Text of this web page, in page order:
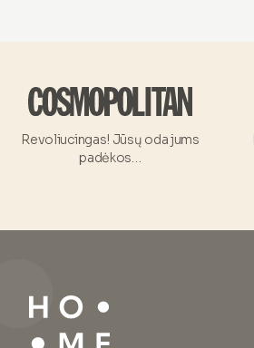
Revoliucingas! Jūsų oda jums
padėkos…